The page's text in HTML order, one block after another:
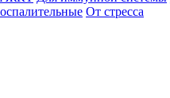
От стресса